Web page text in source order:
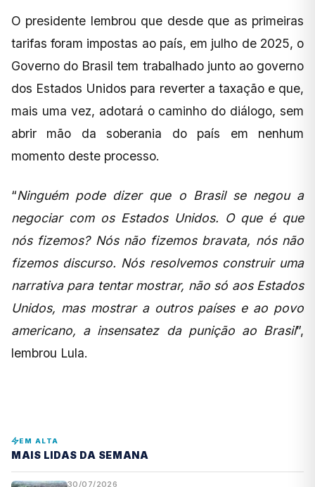
O presidente lembrou que desde que as primeiras
tarifas foram impostas ao país, em julho de 2025, o
Governo do Brasil tem trabalhado junto ao governo
dos Estados Unidos para reverter a taxação e que,
mais uma vez, adotará o caminho do diálogo, sem
abrir mão da soberania do país em nenhum
momento deste processo.
“Ninguém pode dizer que o Brasil se negou a
negociar com os Estados Unidos. O que é que
nós fizemos? Nós não fizemos bravata, nós não
fizemos discurso. Nós resolvemos construir uma
narrativa para tentar mostrar, não só aos Estados
Unidos, mas mostrar a outros países e ao povo
americano, a insensatez da punição ao Brasil”,
lembrou Lula.
EM ALTA
MAIS LIDAS DA SEMANA
30/07/2026